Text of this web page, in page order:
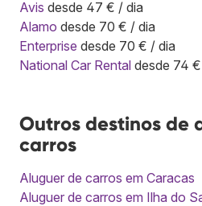
Avis desde 47 € / dia
Alamo desde 70 € / dia
Enterprise desde 70 € / dia
National Car Rental desde 74
Outros destinos de
carros
Aluguer de carros em Caracas
Aluguer de carros em Ilha do